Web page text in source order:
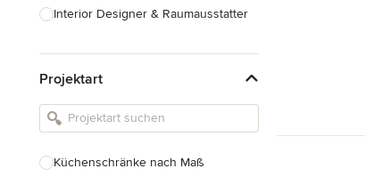
Interior Designer & Raumausstatter
Landschaftsarchitekten
Armaturen & Sanitärbedarf
Projektart
Küchenschränke nach Maß